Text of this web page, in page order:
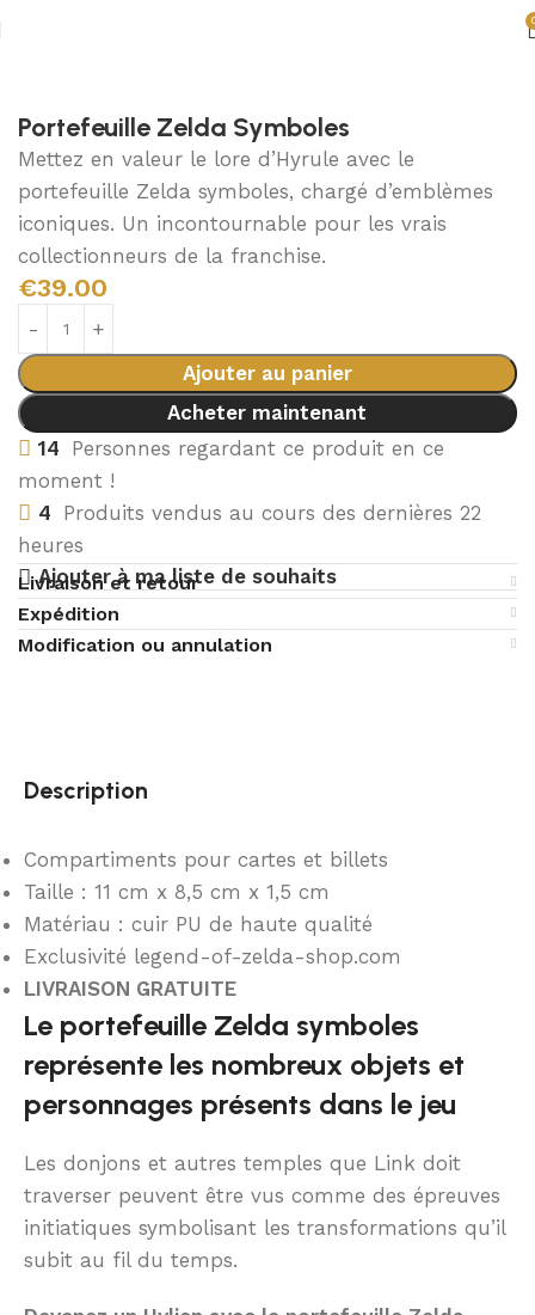
Portefeuille Zelda Symboles
Mettez en valeur le lore d’Hyrule avec le
portefeuille Zelda symboles, chargé d’emblèmes
iconiques. Un incontournable pour les vrais
collectionneurs de la franchise.
€39.00
Ajouter au panier
Acheter maintenant
14 Personnes regardant ce produit en ce
moment !
4 Produits vendus au cours des dernières 22
heures
Ajouter à ma liste de souhaits
Livraison et retour
Expédition
Modification ou annulation
Description
Compartiments pour cartes et billets
Taille : 11 cm x 8,5 cm x 1,5 cm
Matériau : cuir PU de haute qualité
Exclusivité legend-of-zelda-shop.com
LIVRAISON GRATUITE
Le portefeuille Zelda symboles
représente les nombreux objets et
personnages présents dans le jeu
Les donjons et autres temples que Link doit
traverser peuvent être vus comme des épreuves
initiatiques symbolisant les transformations qu’il
subit au fil du temps.